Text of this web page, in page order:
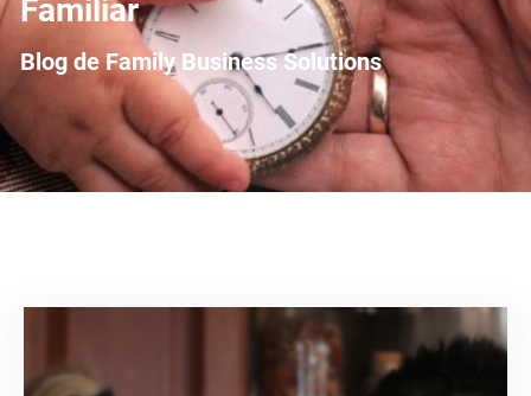
Familiar
Blog de Family Business Solutions